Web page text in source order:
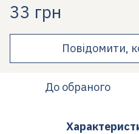
33 грн
Повідомити,
До обраного